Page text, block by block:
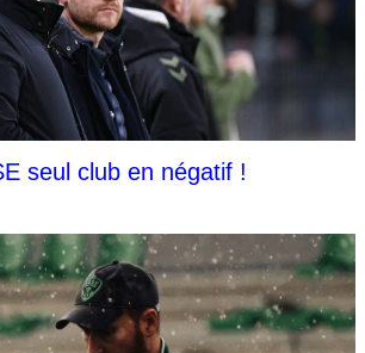
seul club en négatif !